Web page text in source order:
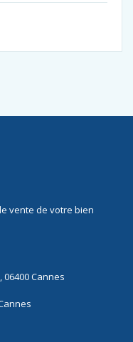
vente de votre bien
06400 Cannes